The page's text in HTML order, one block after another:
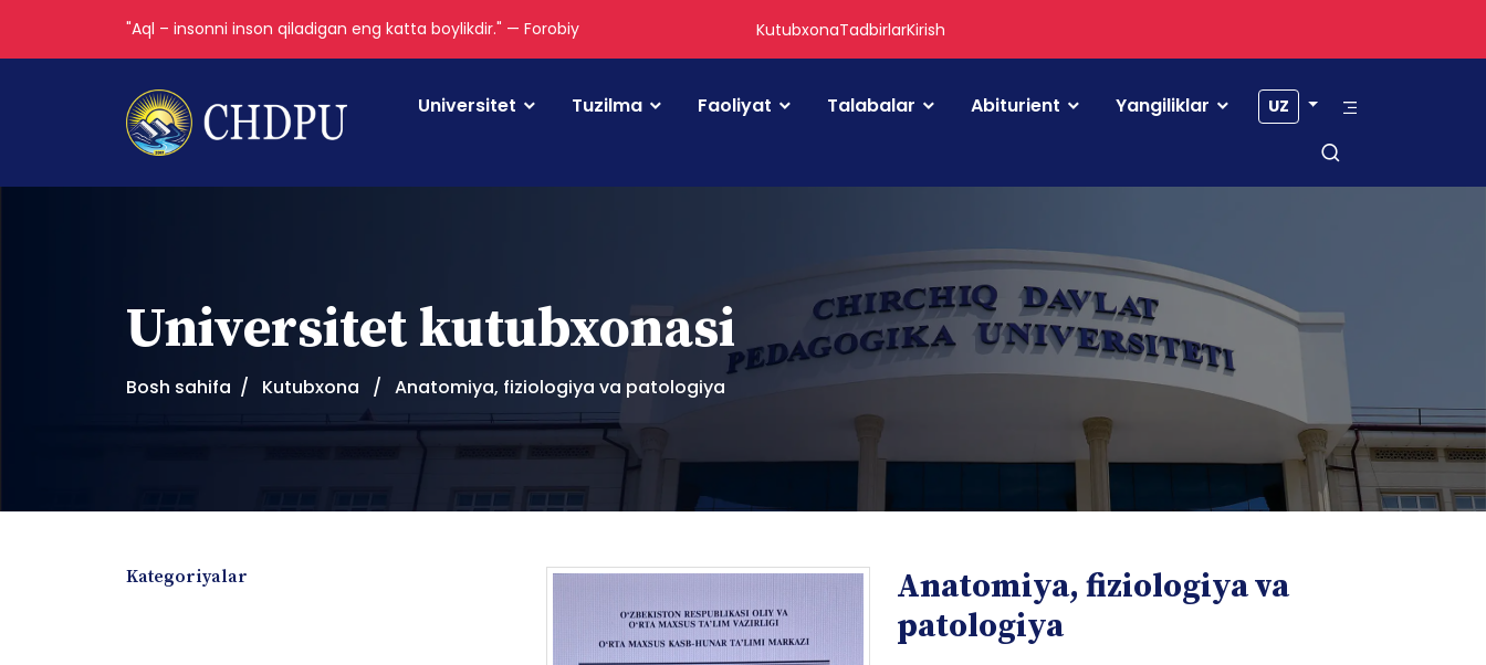
"Aql – insonni inson qiladigan eng katta boylikdir." — Forobiy KutubxonaTadbirlarKirish
Universitet Tuzilma Faoliyat Talabalar Abiturient Yangiliklar UZ
Universitet kutubxonasi
Bosh sahifa Kutubxona Anatomiya, fiziologiya va patologiya
Kategoriyalar
Anatomiya, fiziologiya va
patologiya